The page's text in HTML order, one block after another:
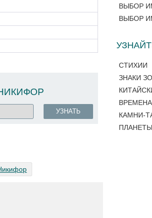
УЗНАТЬ
ВЫБОР
ВЫБОР
СТИХИИ
ЗНАКИ
КАМНИ-
ПЛАНЕТЫ